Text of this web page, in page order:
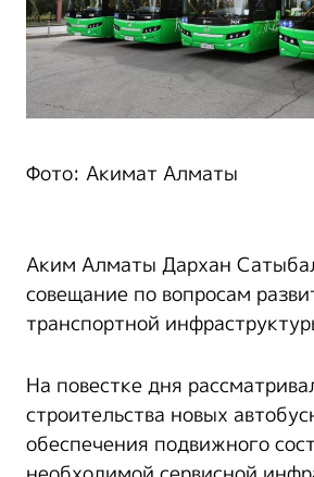
Фото: Акимат Алматы
Аким Алматы Дархан
совещание по вопросам
транспортной
На повестке дня
строительства новых
обеспечения подвижного